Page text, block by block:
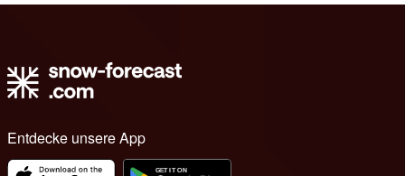
Entdecke unsere App